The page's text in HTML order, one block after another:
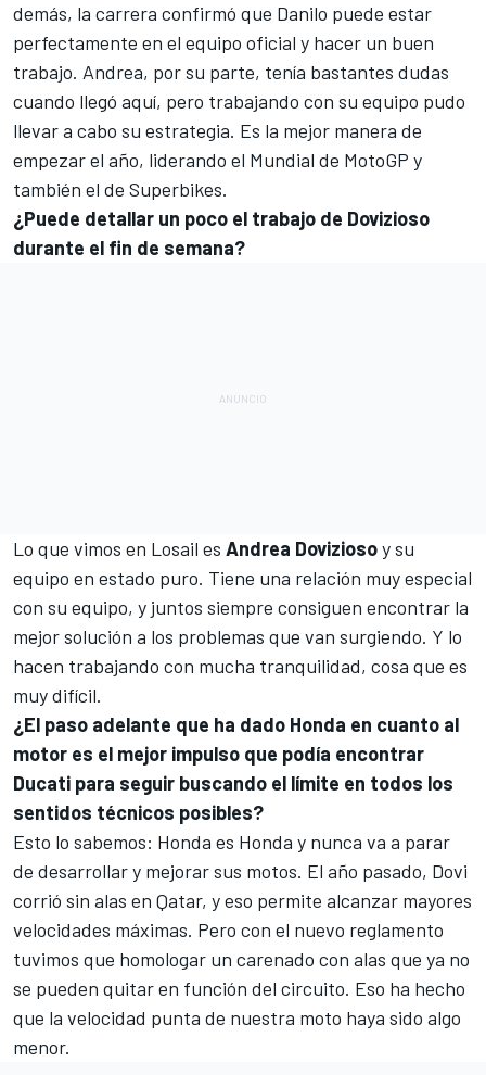
demás, la carrera confirmó que Danilo puede estar
perfectamente en el equipo oficial y hacer un buen
trabajo. Andrea, por su parte, tenía bastantes dudas
cuando llegó aquí, pero trabajando con su equipo pudo
llevar a cabo su estrategia. Es la mejor manera de
empezar el año, liderando el Mundial de MotoGP y
también el de Superbikes.
¿Puede detallar un poco el trabajo de Dovizioso
durante el fin de semana?
Lo que vimos en Losail es Andrea Doviziosoy su
equipo en estado puro. Tiene una relación muy especial
con su equipo, y juntos siempre consiguen encontrar la
mejor solución a los problemas que van surgiendo. Y lo
hacen trabajando con mucha tranquilidad, cosa que es
muy difícil.
¿El paso adelante que ha dado Honda en cuanto al
motor es el mejor impulso que podía encontrar
Ducati para seguir buscando el límite en todos los
sentidos técnicos posibles?
Esto lo sabemos: Honda es Honda y nunca va a parar
de desarrollar y mejorar sus motos. El año pasado, Dovi
corrió sin alas en Qatar, y eso permite alcanzar mayores
velocidades máximas. Pero con el nuevo reglamento
tuvimos que homologar un carenado con alas que ya no
se pueden quitar en función del circuito. Eso ha hecho
que la velocidad punta de nuestra moto haya sido algo
menor.